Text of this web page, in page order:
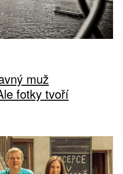
muž
fotky tvoří